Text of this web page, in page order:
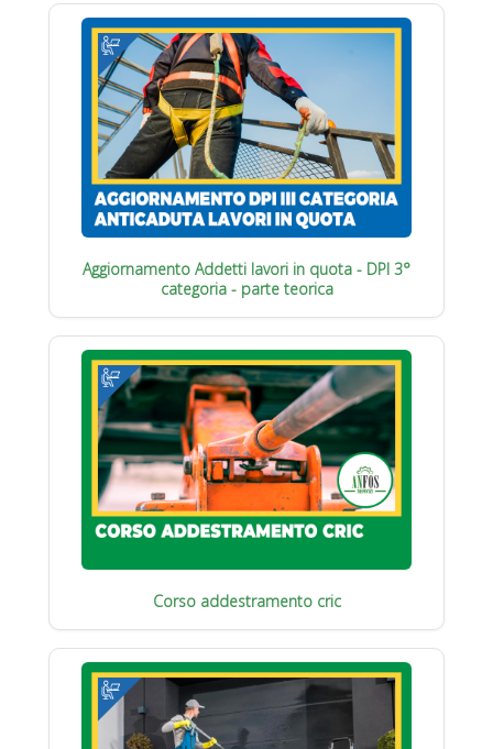
Aggiornamento Addetti lavori in quota - DPI 3°
categoria - parte teorica
Corso addestramento cric